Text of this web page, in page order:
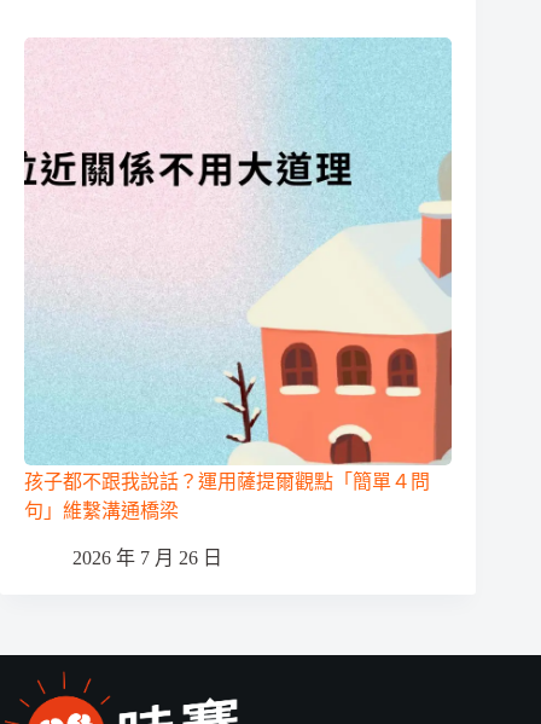
孩子都不跟我說話？運用薩提爾觀點「簡單４問
句」維繫溝通橋梁
2026 年 7 月 26 日